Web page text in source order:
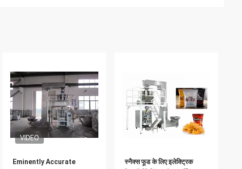
VIDEO
Eminently Accurate
स्नैक्स फूड के लिए इलेक्ट्रिक